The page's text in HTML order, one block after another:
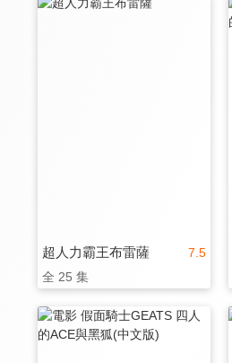
7.5
超人力霸王布雷薩
全 25 集